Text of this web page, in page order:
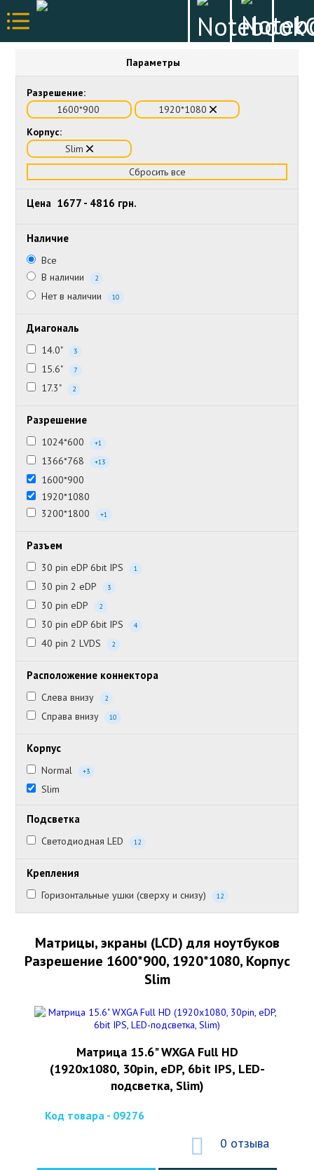
Параметры
Разрешение:
1600*900
1920*1080
Корпус:
Slim
Сбросить все
Цена 1677 - 4816 грн.
Наличие
Все
В наличии
2
Нет в наличии 10
Диагональ
14.0" 3
15.6" 7
17.3" 2
Разрешение
1024*600 +1
1366*768 +13
1600*900
1920*1080
3200*1800
+1
Разъем
30 pin eDP 6bit IPS 1
30 pin 2 eDP 3
30 pin eDP 2
30 pin eDP 6bit IPS 4
40 pin 2 LVDS 2
Расположение коннектора
Слева внизу 2
Справа внизу 10
Корпус
Normal +3
Slim
Подсветка
Светодиодная LED 12
Крепления
Горизонтальные ушки (сверху и снизу) 12
Матрицы, экраны (LCD) для ноутбуков
Разрешение 1600*900, 1920*1080, Корпус
Slim
Матрица 15.6" WXGA Full HD
(1920x1080, 30pin, eDP, 6bit IPS, LED-
подсветка, Slim)
Код товара - 09276
0 отзыва